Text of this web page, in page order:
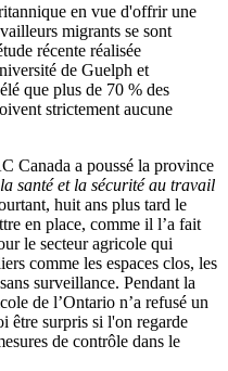
en vue d'offrir une
migrants se sont
récente réalisée
de Guelph et
que plus de 70 % des
strictement aucune
Canada a poussé la province
santé et la sécurité au travail
huit ans plus tard le
en place, comme il l’a fait
le secteur agricole qui
comme les espaces clos, les
surveillance. Pendant la
de l’Ontario n’a refusé un
être surpris si l'on regarde
de contrôle dans le